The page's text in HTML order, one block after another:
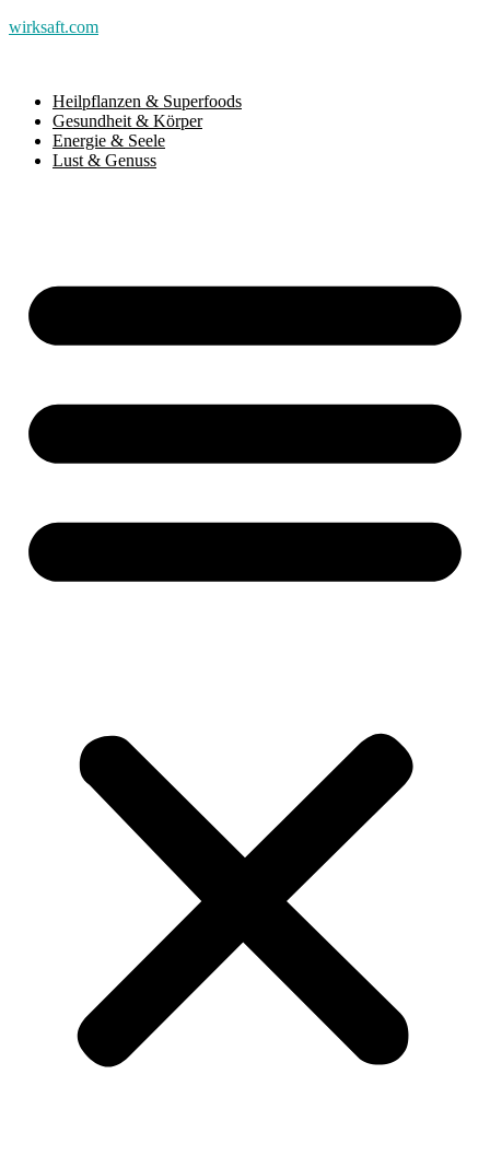
wirksaft.com
Heilpflanzen & Superfoods
Gesundheit & Körper
Energie & Seele
Lust & Genuss